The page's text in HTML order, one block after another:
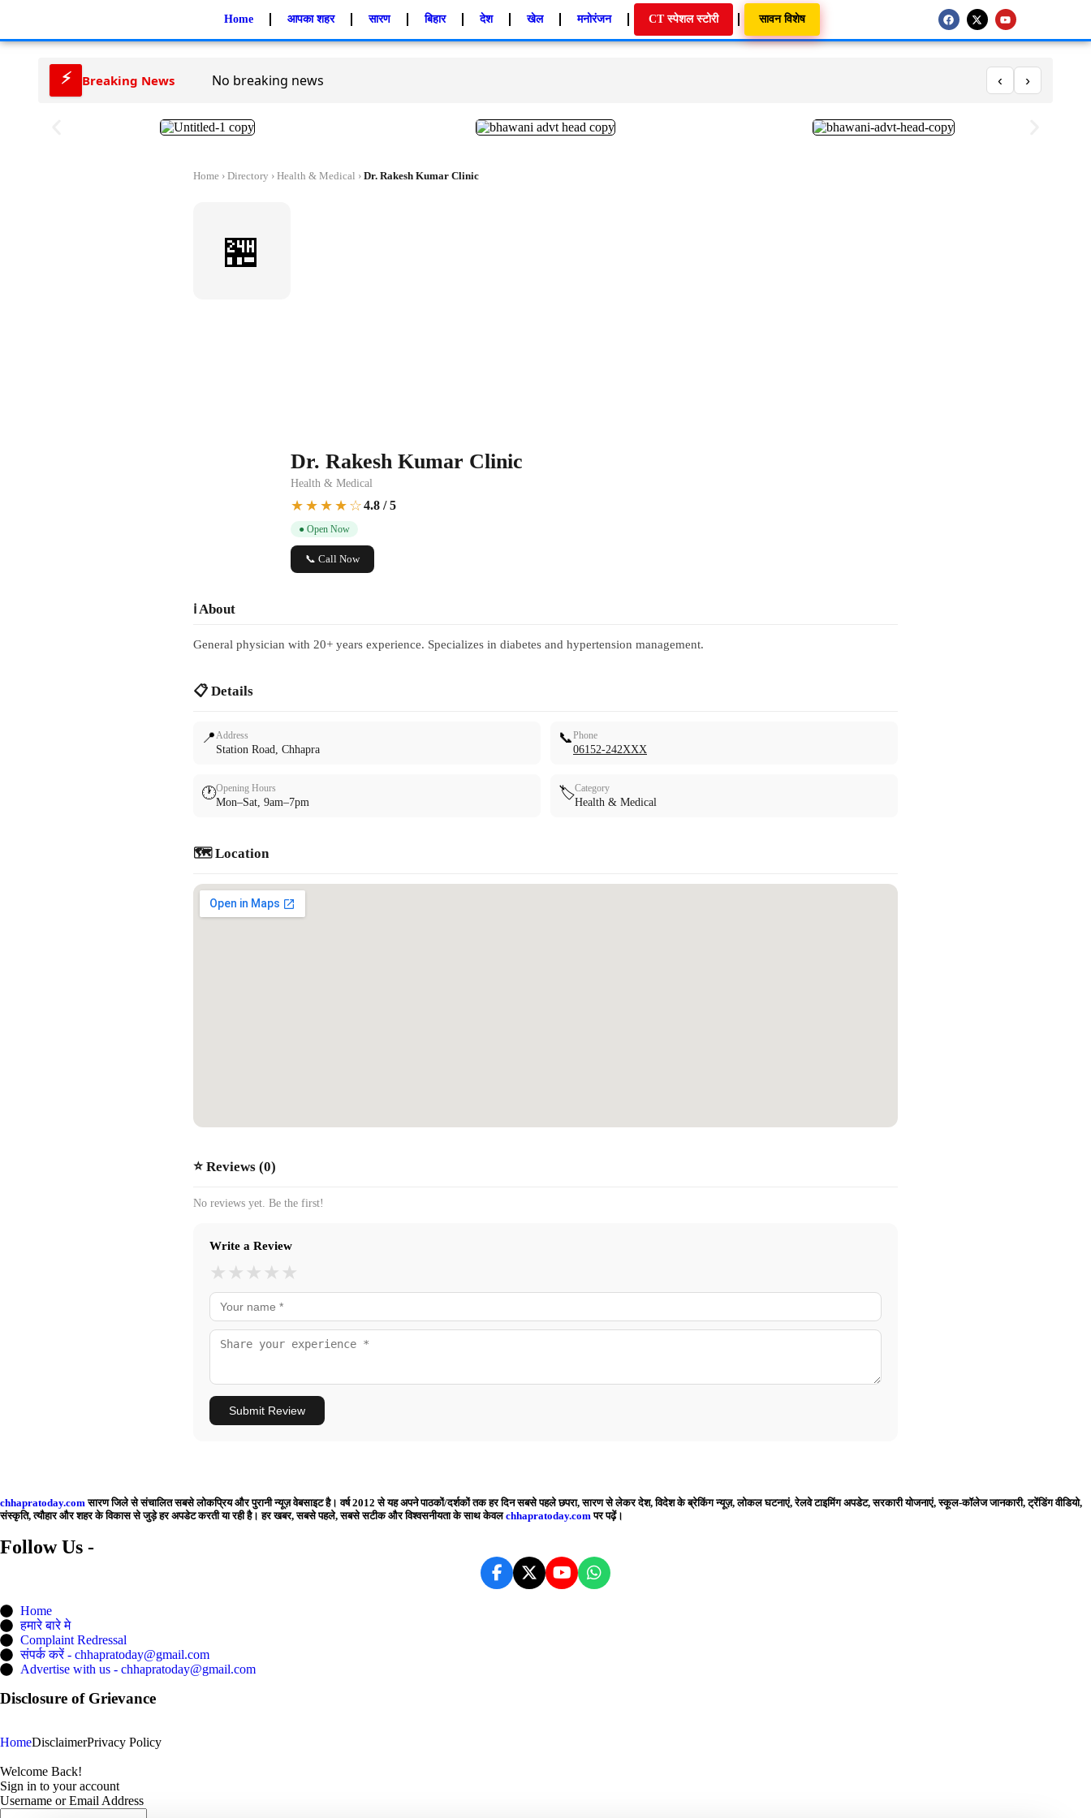
Home आपका शहर सारण बिहार देश खेल मनोरंजन CT स्पेशल स्टोरी सावन विशेष
⚡ Breaking News No breaking news ‹ ›
Home › Directory › Health & Medical › Dr. Rakesh Kumar Clinic
🏪
Dr. Rakesh Kumar Clinic
Health & Medical
★★★★☆4.8 / 5
● Open Now
📞 Call Now
ℹ️ About
General physician with 20+ years experience. Specializes in diabetes and hypertension management.
📋 Details
📍Address
Station Road, Chhapra
📞Phone
06152-242XXX
🕐Opening Hours
Mon–Sat, 9am–7pm
🏷️Category
Health & Medical
🗺️ Location
⭐ Reviews (0)
No reviews yet. Be the first!
Write a Review
★ ★ ★ ★ ★
Submit Review
chhapratoday.comसारण जिले से संचालित सबसे लोकप्रिय और पुरानी न्यूज़ वेबसाइट है। वर्ष 2012 से यह अपने पाठकों/दर्शकों तक हर दिन सबसे पहले छपरा, सारण से लेकर देश, विदेश के ब्रेकिंग न्यूज़, लोकल घटनाएं, रेलवे टाइमिंग अपडेट, सरकारी योजनाएं, स्कूल-कॉलेज जानकारी, ट्रेंडिंग वीडियो,
संस्कृति, त्यौहार और शहर के विकास से जुड़े हर अपडेट करती या रही है। हर खबर, सबसे पहले, सबसे सटीक और विश्वसनीयता के साथ केवलchhapratoday.comपर पढ़ें।
Follow Us -
Home
हमारे बारे मे
Complaint Redressal
संपर्क करें - chhapratoday@gmail.com
Advertise with us - chhapratoday@gmail.com
Disclosure of Grievance
HomeDisclaimerPrivacy Policy
Welcome Back!
Sign in to your account
Username or Email Address